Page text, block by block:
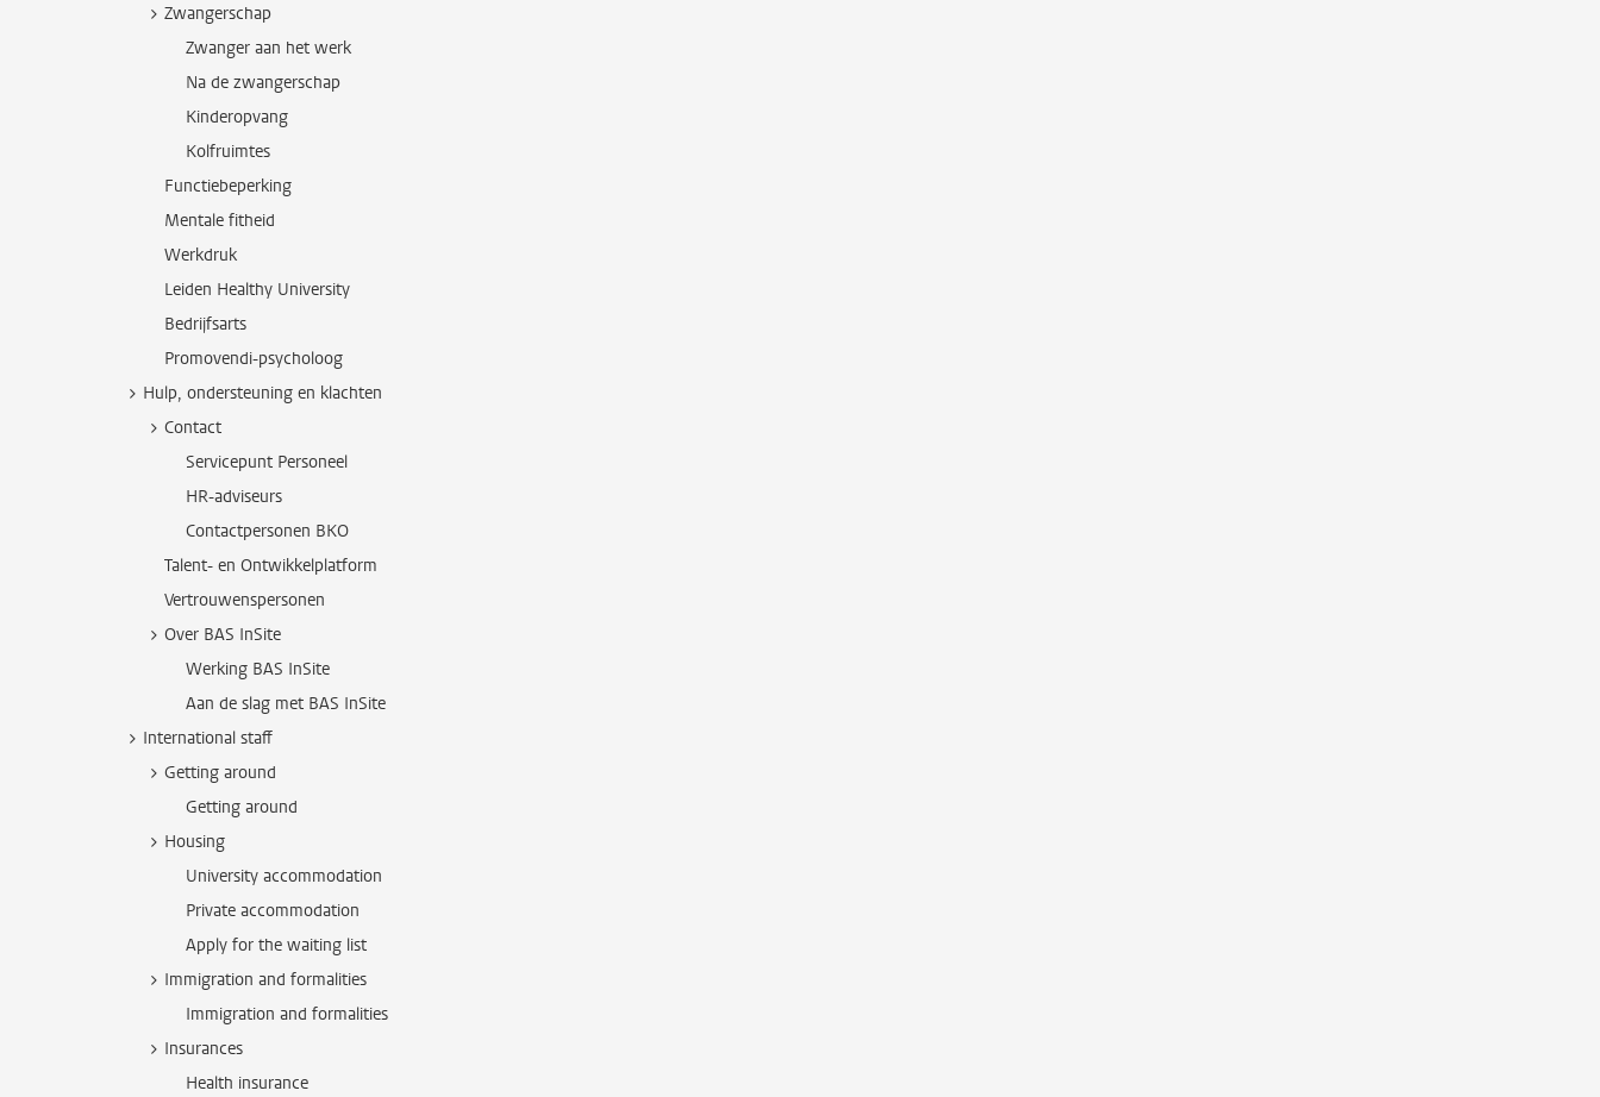
Zwangerschap
Zwanger aan het werk
Na de zwangerschap
Kinderopvang
Kolfruimtes
Functiebeperking
Mentale fitheid
Werkdruk
Leiden Healthy University
Bedrijfsarts
Promovendi-psycholoog
Hulp, ondersteuning en klachten
Contact
Servicepunt Personeel
HR-adviseurs
Contactpersonen BKO
Talent- en Ontwikkelplatform
Vertrouwenspersonen
Over BAS InSite
Werking BAS InSite
Aan de slag met BAS InSite
International staff
Getting around
Getting around
Housing
University accommodation
Private accommodation
Apply for the waiting list
Immigration and formalities
Immigration and formalities
Insurances
Health insurance